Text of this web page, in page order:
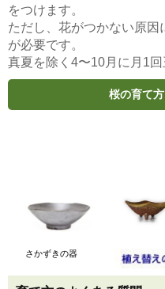
評価：★★★★★
桜の2本立ち(旭山桜) さか
とても丁寧な包装で関
すが、大事にしたいと
評価：★★★★
をつけます。
ただし、花がつかない原
が必要です。
真夏を除く4〜10月に月1回
桜の育て
さかずきの器